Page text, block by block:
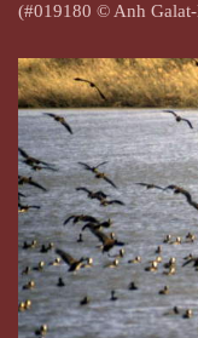
(#019180 © Anh